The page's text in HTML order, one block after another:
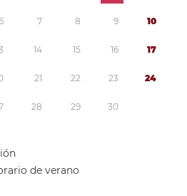
7 8 9 10
14 15 16 17
21 22 23 24
28 29 30
de verano